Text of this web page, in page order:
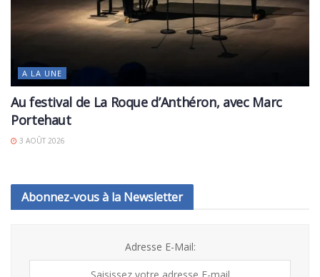
A LA UNE
Au festival de La Roque d’Anthéron, avec Marc
Portehaut
3 AOÛT 2026
Abonnez-vous à la Newsletter
Adresse E-Mail: